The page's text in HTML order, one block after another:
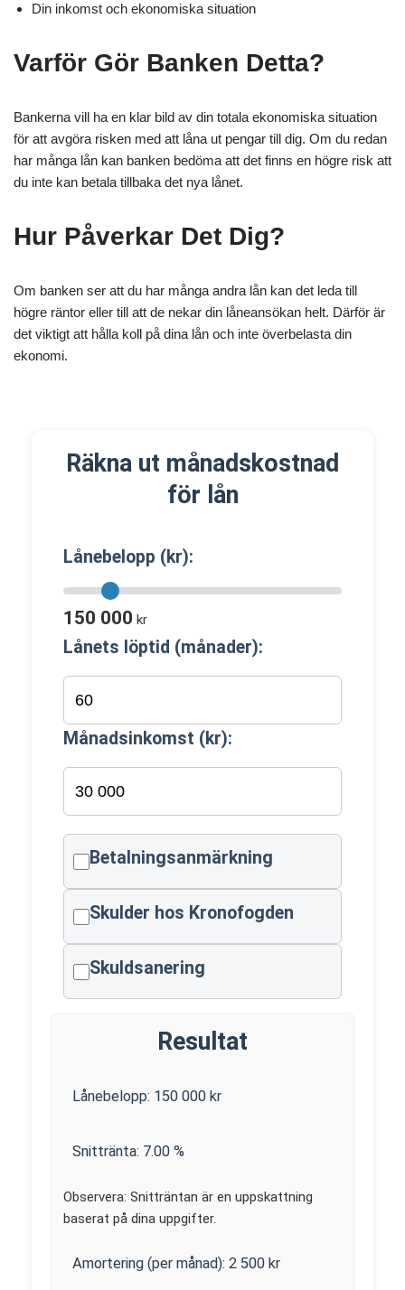
Din inkomst och ekonomiska situation
Varför Gör Banken Detta?
Bankerna vill ha en klar bild av din totala ekonomiska situation
för att avgöra risken med att låna ut pengar till dig. Om du redan
har många lån kan banken bedöma att det finns en högre risk att
du inte kan betala tillbaka det nya lånet.
Hur Påverkar Det Dig?
Om banken ser att du har många andra lån kan det leda till
högre räntor eller till att de nekar din låneansökan helt. Därför är
det viktigt att hålla koll på dina lån och inte överbelasta din
ekonomi.
Räkna ut månadskostnad
för lån
Lånebelopp (kr):
150 000 kr
Lånets löptid (månader):
Månadsinkomst (kr):
Betalningsanmärkning
Skulder hos Kronofogden
Skuldsanering
Resultat
Lånebelopp: 150 000 kr
Snittränta: 7.00 %
Observera: Snitträntan är en uppskattning
baserat på dina uppgifter.
Amortering (per månad): 2 500 kr